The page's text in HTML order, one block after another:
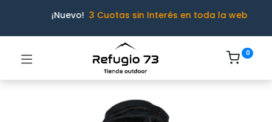
¡Nuevo! 3 Cuotas sin Interés en toda la web
0